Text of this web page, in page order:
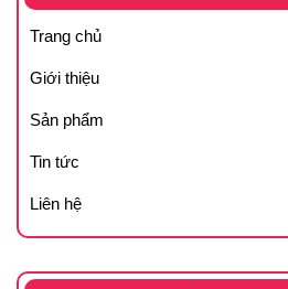
Trang chủ
Giới thiệu
Sản phẩm
Tin tức
Liên hệ